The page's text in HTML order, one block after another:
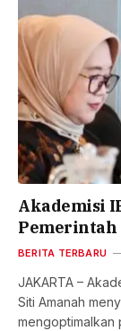
Akademisi
Pemerintah
BERITA TERBARU
JAKARTA –
Siti Amanah